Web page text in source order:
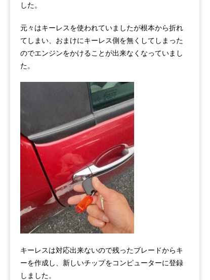
した。
元々はキーレスを使われていましたが根本から折れ
てしまい、おまけにキーレス側を無くしてしまった
のでエンジンをかけることが出来なくなっていまし
た。
キーレスは対応出来ないので残ったブレードからキ
ーを作成し、新しいチップをコンピューターに登録
しました。